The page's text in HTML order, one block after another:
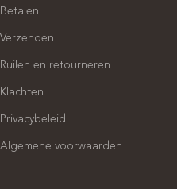
Betalen
Verzenden
Ruilen en retourneren
Klachten
Privacybeleid
Algemene voorwaarden